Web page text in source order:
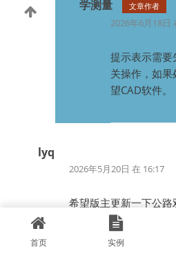
学测量 文章作者
2026年6月18日
提示表示需要
关操作，如
望CAD软件。
lyq
2026年5月20日 在 16:17
希望版主更新一下公
题，用你这个算双排
线基准线选取会影响
首页 实例